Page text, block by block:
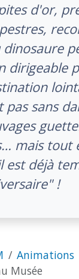
d'or,
dirigeable
pas sans
mais tout
est déjà
!
Animations
Musée